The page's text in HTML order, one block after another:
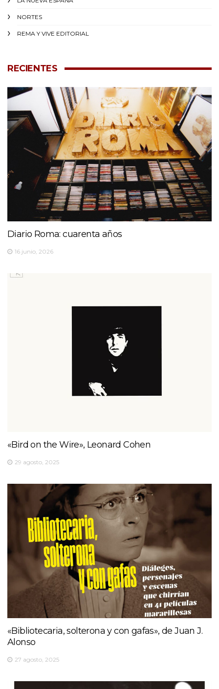
NORTES
REMA Y VIVE EDITORIAL
RECIENTES
Diario Roma: cuarenta años
16 junio, 2026
«Bird on the Wire», Leonard Cohen
29 agosto, 2025
«Bibliotecaria, solterona y con gafas», de Juan J.
Alonso
27 agosto, 2025